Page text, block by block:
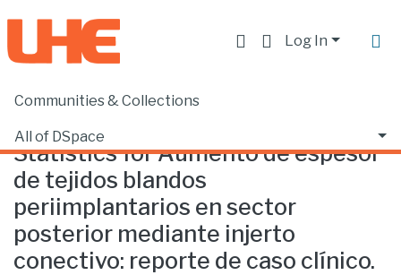
Log In
Communities & Collections
All of DSpace
Home Statistics
Statistics for Aumento de espesor
de tejidos blandos
periimplantarios en sector
posterior mediante injerto
conectivo: reporte de caso clínico.